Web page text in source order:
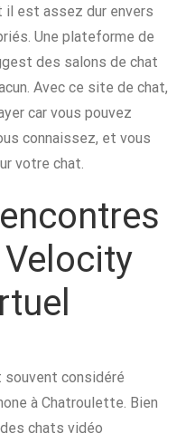
il est assez dur envers
Une plateforme de
des salons de chat
Avec ce site de chat,
car vous pouvez
connaissez, et vous
votre chat.
souvent considéré
à Chatroulette. Bien
chats vidéo